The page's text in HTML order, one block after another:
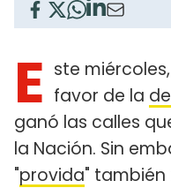
E ste
favor de la
ganó las calles
la Nación. Sin
"provida" también